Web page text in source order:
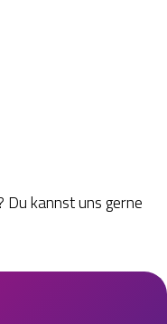
Du kannst uns gerne